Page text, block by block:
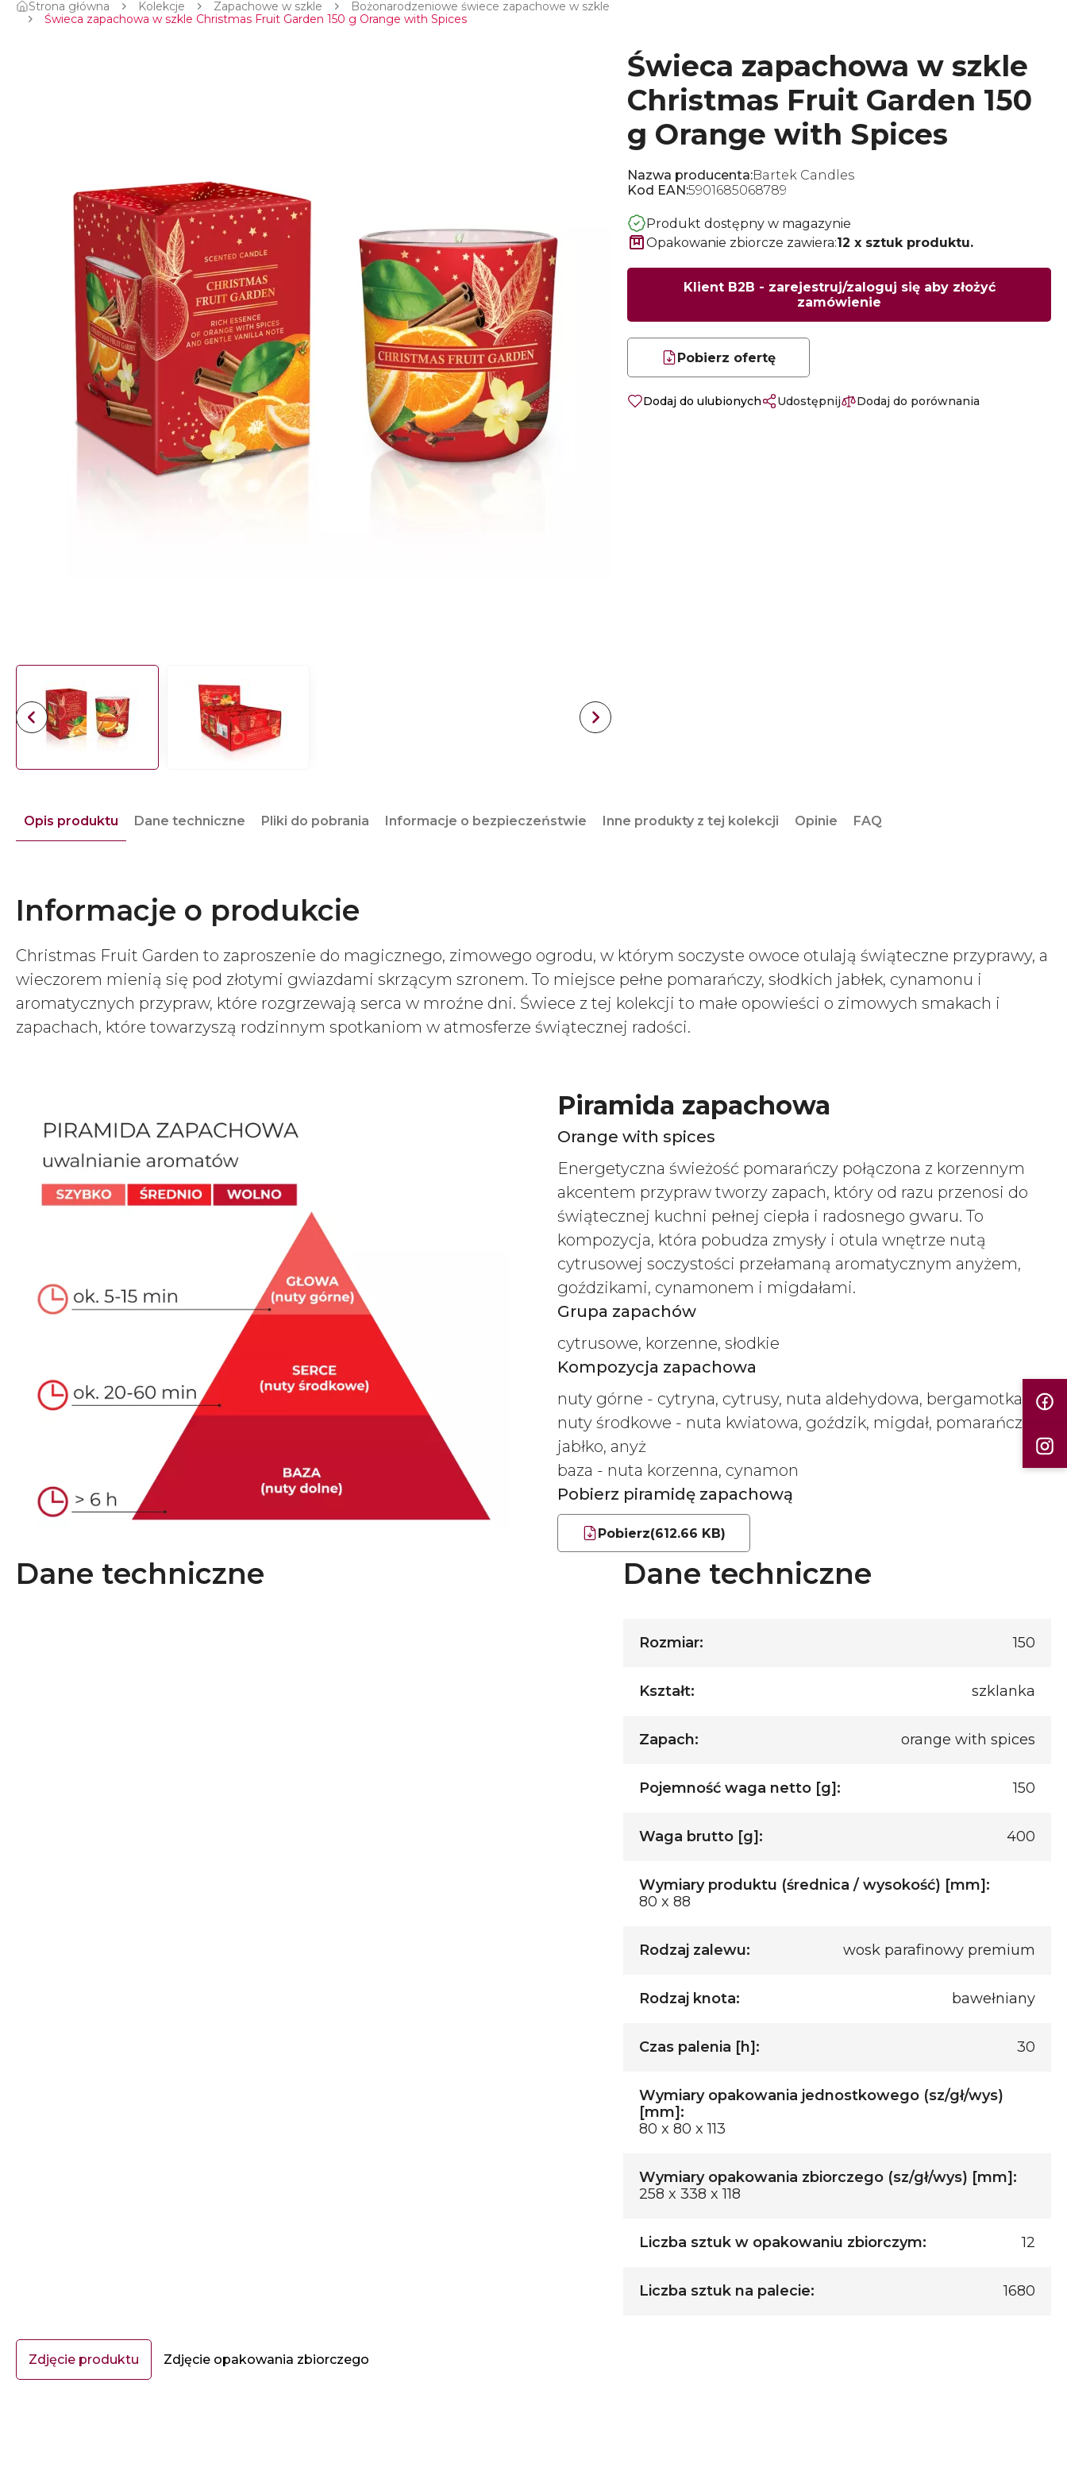
Strona główna Kolekcje Zapachowe w szkle
Bożonarodzeniowe świece zapachowe w szkle
Świeca zapachowa w szkle Christmas Fruit Garden 150 g Orange with Spices
Świeca zapachowa w szkle
Christmas Fruit Garden 150
g Orange with Spices
Nazwa producenta:Bartek Candles
Kod EAN:5901685068789
Produkt dostępny w magazynie
Opakowanie zbiorcze zawiera:12 x sztuk produktu.
Klient B2B - zarejestruj/zaloguj się aby złożyć
zamówienie
Pobierz ofertę
Dodaj do ulubionych Udostępnij Dodaj do porównania
Opis produktu Dane techniczne Pliki do pobrania Informacje o bezpieczeństwie Inne produkty z tej kolekcji Opinie FAQ
Informacje o produkcie
Christmas Fruit Garden to zaproszenie do magicznego, zimowego ogrodu, w którym soczyste owoce otulają świąteczne przyprawy, a
wieczorem mienią się pod złotymi gwiazdami skrzącym szronem. To miejsce pełne pomarańczy, słodkich jabłek, cynamonu i
aromatycznych przypraw, które rozgrzewają serca w mroźne dni. Świece z tej kolekcji to małe opowieści o zimowych smakach i
zapachach, które towarzyszą rodzinnym spotkaniom w atmosferze świątecznej radości.
Piramida zapachowa
Orange with spices
Energetyczna świeżość pomarańczy połączona z korzennym
akcentem przypraw tworzy zapach, który od razu przenosi do
świątecznej kuchni pełnej ciepła i radosnego gwaru. To
kompozycja, która pobudza zmysły i otula wnętrze nutą
cytrusowej soczystości przełamaną aromatycznym anyżem,
goździkami, cynamonem i migdałami.
Grupa zapachów
cytrusowe, korzenne, słodkie
Kompozycja zapachowa
nuty górne - cytryna, cytrusy, nuta aldehydowa, bergamotka
nuty środkowe - nuta kwiatowa, goździk, migdał, pomarańcza,
jabłko, anyż
baza - nuta korzenna, cynamon
Pobierz piramidę zapachową
Pobierz(612.66 KB)
Dane techniczne Dane techniczne
Rozmiar: 150
Kształt: szklanka
Zapach: orange with spices
Pojemność waga netto [g]: 150
Waga brutto [g]: 400
Wymiary produktu (średnica / wysokość) [mm]:
80 x 88
Rodzaj zalewu: wosk parafinowy premium
Rodzaj knota: bawełniany
Czas palenia [h]: 30
Wymiary opakowania jednostkowego (sz/gł/wys)
[mm]:
80 x 80 x 113
Wymiary opakowania zbiorczego (sz/gł/wys) [mm]:
258 x 338 x 118
Liczba sztuk w opakowaniu zbiorczym: 12
Liczba sztuk na palecie: 1680
Zdjęcie produktu Zdjęcie opakowania zbiorczego